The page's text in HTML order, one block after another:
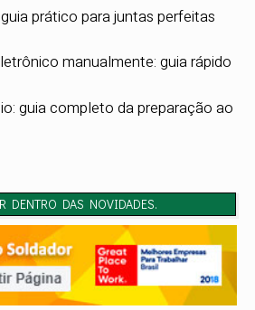
prático para juntas perfeitas
manualmente: guia rápido
guia completo da preparação ao
DENTRO DAS NOVIDADES.